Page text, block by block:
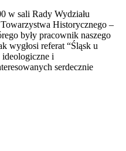
w sali Rady Wydziału
Historycznego –
były pracownik naszego
wygłosi referat “Śląsk u
ideologiczne i
serdecznie